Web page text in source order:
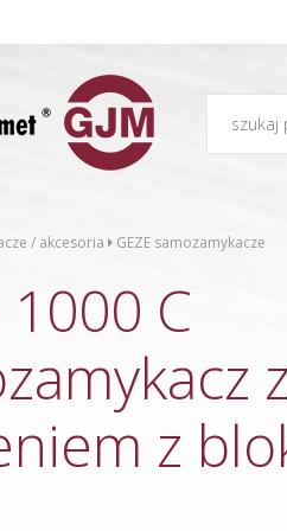
/ akcesoria GEZE samozamykacze
C
z
z